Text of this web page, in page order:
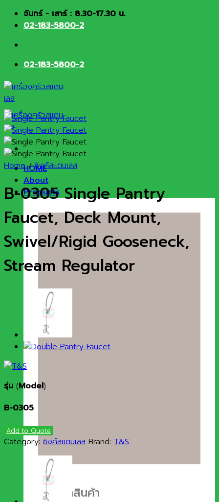
Skip จันทร์ - เสาร์ : 8.30-17.30 น.
02-183-5800-2
02-183-5800-2
HOME
About
Products
ประเภทสินค้า
Home / ซิงค์สแตนเลส
B-0305 Single Pantry
Faucet, Deck Mount,
Swivel/Rigid Gooseneck,
Stream Regulator
รุ่น (Model)
B-0305
Add to Quote
Category: ซิงค์สแตนเลส Brand: T&S